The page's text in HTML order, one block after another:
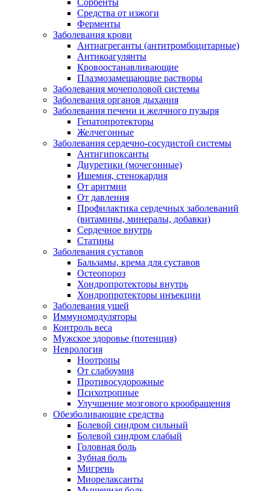
Сорбенты
Средства от изжоги
Ферменты
Заболевания крови
Антиагреганты (антитромбоцитарные)
Антикоагулянты
Кровоостанавливающие
Плазмозамещающие растворы
Заболевания мочеполовой системы
Заболевания органов дыхания
Заболевания печени и желчного пузыря
Гепатопротекторы
Желчегонные
Заболевания сердечно-сосудистой системы
Антигипоксанты
Диуретики (мочегонные)
Ишемия, стенокардия
От аритмии
От давления
Профилактика сердечных заболеваний
(витамины, минералы, добавки)
Сердечное внутрь
Статины
Заболевания суставов
Бальзамы, крема для суставов
Остеопороз
Хондропротекторы внутрь
Хондропротекторы инъекции
Заболевания ушей
Иммуномодуляторы
Контроль веса
Мужское здоровье (потенция)
Неврология
Ноотропы
От слабоумия
Противосудорожные
Психотропные
Улучшение мозгового крообращения
Обезболивающие средства
Болевой синдром сильный
Болевой синдром слабый
Головная боль
Зубная боль
Мигрень
Миорелаксанты